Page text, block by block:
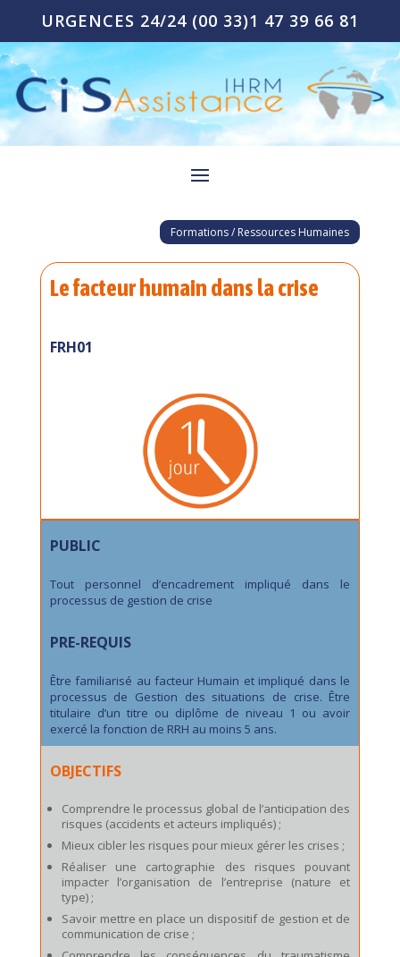
URGENCES 24/24 (00 33)1 47 39 66 81
Formations / Ressources Humaines
Le facteur humain dans la crise
FRH01
PUBLIC
Tout personnel d’encadrement impliqué dans le
processus de gestion de crise
PRE-REQUIS
Être familiarisé au facteur Humain et impliqué dans le
processus de Gestion des situations de crise. Être
titulaire d’un titre ou diplôme de niveau 1 ou avoir
exercé la fonction de RRH au moins 5 ans.
OBJECTIFS
Comprendre le processus global de l’anticipation des
risques (accidents et acteurs impliqués) ;
Mieux cibler les risques pour mieux gérer les crises ;
Réaliser une cartographie des risques pouvant
impacter l’organisation de l’entreprise (nature et
type) ;
Savoir mettre en place un dispositif de gestion et de
communication de crise ;